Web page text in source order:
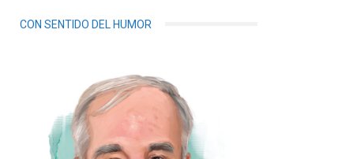
CON SENTIDO DEL HUMOR